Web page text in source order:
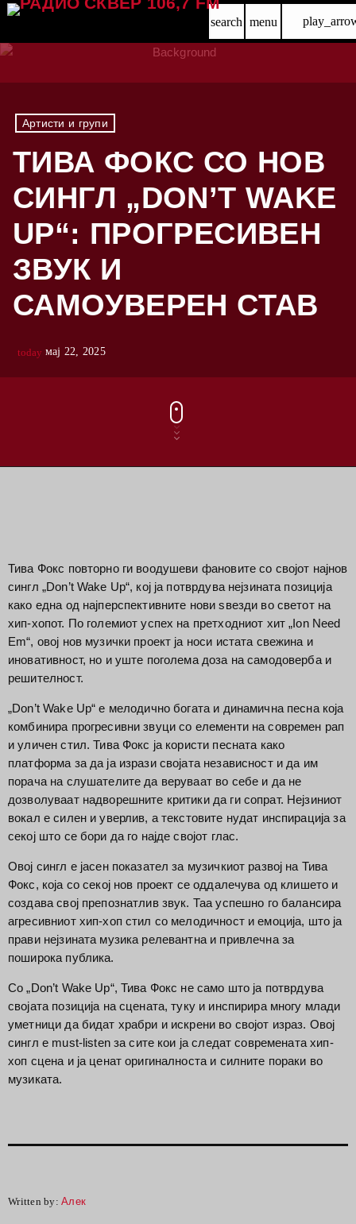
search menu
Артисти и групи
ТИВА ФОКС СО НОВ
СИНГЛ „DON’T WAKE
UP“: ПРОГРЕСИВЕН
ЗВУК И
САМОУВЕРЕН СТАВ
today мај 22, 2025
Тива Фокс повторно ги воодушеви фановите со својот најнов
сингл „Don’t Wake Up“, кој ја потврдува нејзината позиција
како една од најперспективните нови ѕвезди во светот на
хип-хопот. По големиот успех на претходниот хит „Ion Need
Em“, овој нов музички проект ја носи истата свежина и
иновативност, но и уште поголема доза на самодоверба и
решителност.
„Don’t Wake Up“ е мелодично богата и динамична песна која
комбинира прогресивни звуци со елементи на современ рап
и уличен стил. Тива Фокс ја користи песната како
платформа за да ја изрази својата независност и да им
порача на слушателите да веруваат во себе и да не
дозволуваат надворешните критики да ги сопрат. Нејзиниот
вокал е силен и уверлив, а текстовите нудат инспирација за
секој што се бори да го најде својот глас.
Овој сингл е јасен показател за музичкиот развој на Тива
Фокс, која со секој нов проект се оддалечува од клишето и
создава свој препознатлив звук. Таа успешно го балансира
агресивниот хип-хоп стил со мелодичност и емоција, што ја
прави нејзината музика релевантна и привлечна за
поширока публика.
Со „Don’t Wake Up“, Тива Фокс не само што ја потврдува
својата позиција на сцената, туку и инспирира многу млади
уметници да бидат храбри и искрени во својот израз. Овој
сингл е must-listen за сите кои ја следат современата хип-
хоп сцена и ја ценат оригиналноста и силните пораки во
музиката.
Written by:Алек